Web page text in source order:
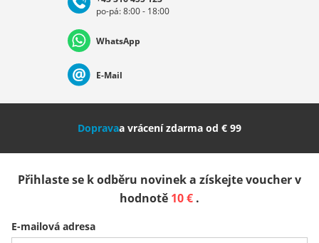
Deutschland Österreich
Nederland Italia (Italiano) Italien (Deutsch)
Slovenija
Belgique (Français) Danmark Norge
po-pá: 8:00 - 18:00
WhatsApp
E-Mail
Dopravaa vrácení zdarma od € 99
Přihlaste se k odběru novinek a získejte voucher v
hodnotě 10 € .
E-mailová adresa